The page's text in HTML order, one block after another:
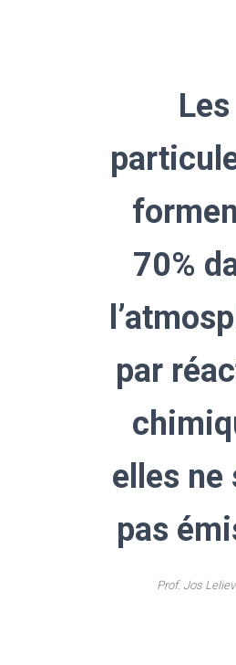
Les
70%
par
elles ne
pas
Prof. Jos